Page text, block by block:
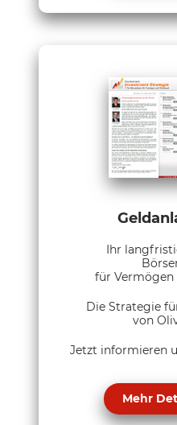
Ihr
für Vermögen
Die Strategie
von
Jetzt informieren
Mehr